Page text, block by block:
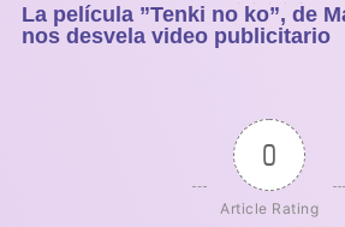
La película ”Tenki no ko”, de
nos desvela video publicitario
0
Article Rating